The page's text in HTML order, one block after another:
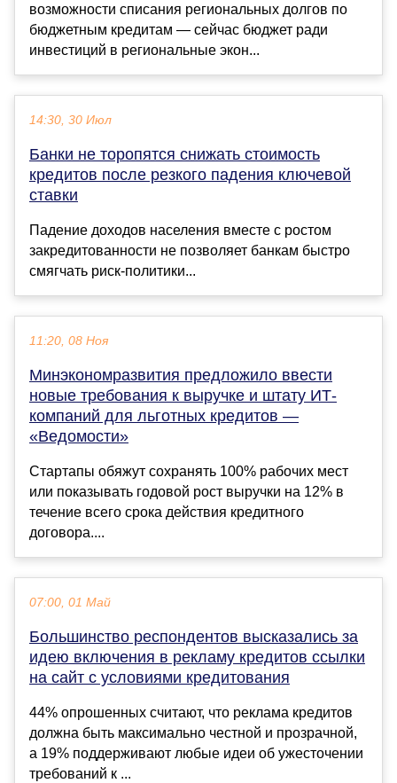
возможности списания региональных долгов по
бюджетным кредитам — сейчас бюджет ради
инвестиций в региональные экон...
14:30, 30 Июл
Банки не торопятся снижать стоимость
кредитов после резкого падения ключевой
ставки
Падение доходов населения вместе с ростом
закредитованности не позволяет банкам быстро
смягчать риск-политики...
11:20, 08 Ноя
Минэкономразвития предложило ввести
новые требования к выручке и штату ИТ-
компаний для льготных кредитов —
«Ведомости»
Стартапы обяжут сохранять 100% рабочих мест
или показывать годовой рост выручки на 12% в
течение всего срока действия кредитного
договора....
07:00, 01 Май
Большинство респондентов высказались за
идею включения в рекламу кредитов ссылки
на сайт с условиями кредитования
44% опрошенных считают, что реклама кредитов
должна быть максимально честной и прозрачной,
а 19% поддерживают любые идеи об ужесточении
требований к ...